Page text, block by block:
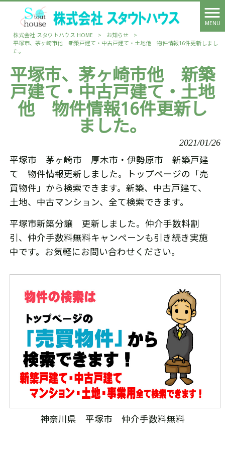
MENU
株式会社 スタウトハウス HOME
> お知らせ
>
平塚市、茅ヶ崎市他 新築戸建て・中古戸建て・土地他 物件情報16件更新しまし
た。
平塚市、茅ヶ崎市他 新築
戸建て・中古戸建て・土地
他 物件情報16件更新し
ました。
2021/01/26
平塚市 茅ヶ崎市 厚木市・伊勢原市 新築戸建
て 物件情報更新しました。トップページの「売
買物件」から検索できます。新築、中古戸建て、
土地、中古マンション、全て検索できます。
平塚市新築分譲 更新しました。仲介手数料割
引、仲介手数料無料キャンペーンも引き続き実施
中です。お気軽にお問い合わせください。
神奈川県 平塚市 仲介手数料無料